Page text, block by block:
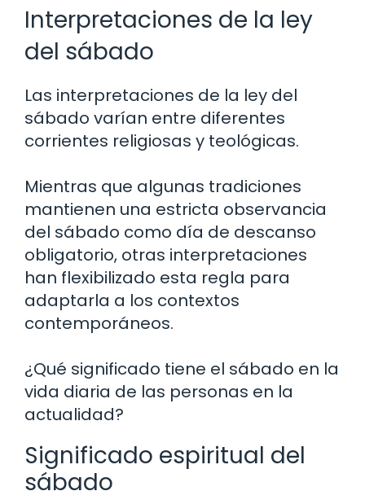
Interpretaciones de la ley
del sábado
Las interpretaciones de la ley del
sábado varían entre diferentes
corrientes religiosas y teológicas.
Mientras que algunas tradiciones
mantienen una estricta observancia
del sábado como día de descanso
obligatorio, otras interpretaciones
han flexibilizado esta regla para
adaptarla a los contextos
contemporáneos.
¿Qué significado tiene el sábado en la
vida diaria de las personas en la
actualidad?
Significado espiritual del
sábado